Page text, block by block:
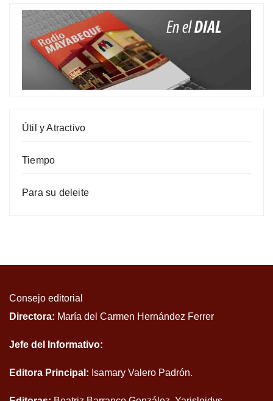
Útil y Atractivo
Tiempo
Para su deleite
Consejo editorial
Directora: María del Carmen Hernández Ferrer
Jefe del Informativo:
Editora Principal: Isamary Valero Padrón.